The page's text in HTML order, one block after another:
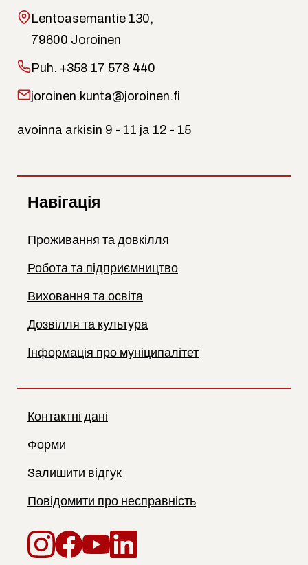
Lentoasemantie 130,
79600 Joroinen
Puh. +358 17 578 440
joroinen.kunta@joroinen.fi
avoinna arkisin 9 - 11 ja 12 - 15
Навігація
Проживання та довкілля
Робота та підприємництво
Виховання та освіта
Дозвілля та культура
Інформація про муніципалітет
Контактні дані
Форми
Залишити відгук
Повідомити про несправність
Instagram
Facebook
YouTube
LinkedIn